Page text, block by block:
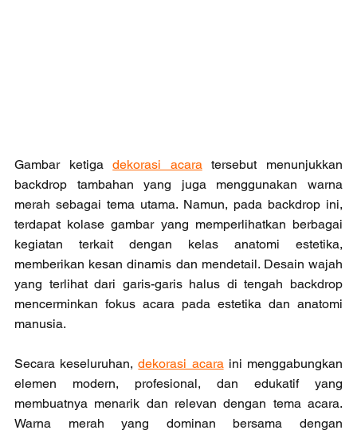
Gambar ketiga dekorasi acara tersebut menunjukkan
backdrop tambahan yang juga menggunakan warna
merah sebagai tema utama. Namun, pada backdrop ini,
terdapat kolase gambar yang memperlihatkan berbagai
kegiatan terkait dengan kelas anatomi estetika,
memberikan kesan dinamis dan mendetail. Desain wajah
yang terlihat dari garis-garis halus di tengah backdrop
mencerminkan fokus acara pada estetika dan anatomi
manusia.
Secara keseluruhan, dekorasi acara ini menggabungkan
elemen modern, profesional, dan edukatif yang
membuatnya menarik dan relevan dengan tema acara.
Warna merah yang dominan bersama dengan